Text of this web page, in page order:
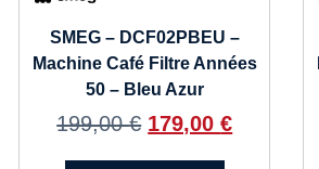
SMEG – DCF02PBEU –
Machine Café Filtre Années
50 – Bleu Azur
199,00€ 179,00€